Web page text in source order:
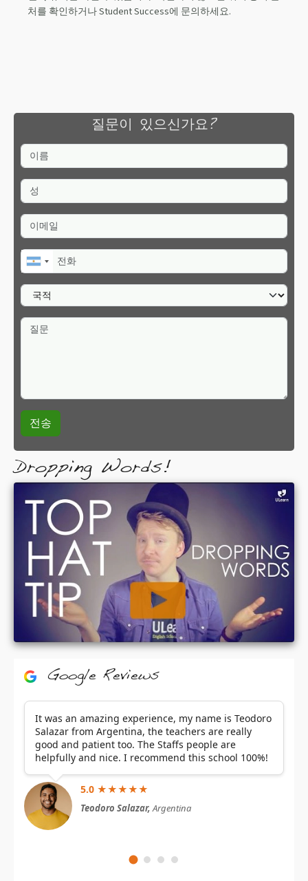
처를 확인하거나 Student Success에 문의하세요.
질문이 있으신가요?
이름
성
이메일
전화
국적
질문
Dropping Words!
Google Reviews
It was an amazing experience, my name is Teodoro
Salazar from Argentina, the teachers are really
good and patient too. The Staffs people are
helpfully and nice. I recommend this school 100%!
5.0 ★★★★★
Teodoro Salazar,Argentina